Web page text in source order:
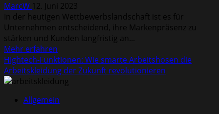
MarcW 12. Juni 2023
In der heutigen Wettbewerbslandschaft ist es für
Unternehmen entscheidend, ihre Markenpräsenz zu
stärken und Kunden langfristig an...
Mehr erfahren
Informationen
über
Klein,
oho!
Hightech-Funktionen: Wie smarte Arbeitshosen die
Arbeitskleidung der Zukunft revolutionieren
Allgemein